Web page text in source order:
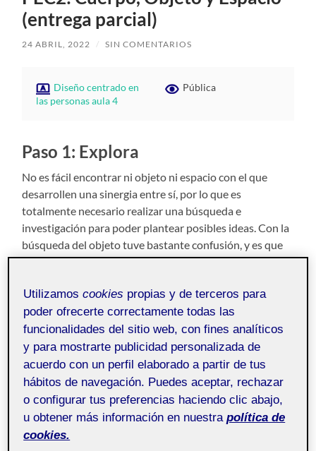
(entrega parcial)
24 ABRIL, 2022 / SIN COMENTARIOS
Diseño centrado en
las personas aula 4
Pública
Paso 1: Explora
No es fácil encontrar ni objeto ni espacio con el que
desarrollen una sinergia entre sí, por lo que es
totalmente necesario realizar una búsqueda e
investigación para poder plantear posibles ideas. Con la
búsqueda del objeto tuve bastante confusión, y es que
inicialmente el concepto «volumen», a priori, no
de utilizar un utensilio de cocina (olla o cazuela) para
poder aplicar affordances y diferentes usos, pero pienso
que tanto el formato en sí como el material me limitaría
mucho en futuros pasos de esta PEC.
Finalmente elegí una caja, en este caso de tamaño
reducido y de superficie bastante rígida, ya que es la
representación perfecta de «volumen» y ofrece infinidad
de posibilidades:
Utilizamoscookies propias y de terceros para
poder ofrecerte correctamente todas las
funcionalidades del sitio web, con fines analíticos
y para mostrarte publicidad personalizada de
acuerdo con un perfil elaborado a partir de tus
hábitos de navegación. Puedes aceptar, rechazar
o configurar tus preferencias haciendo clic abajo,
u obtener más información en nuestra política de
cookies.